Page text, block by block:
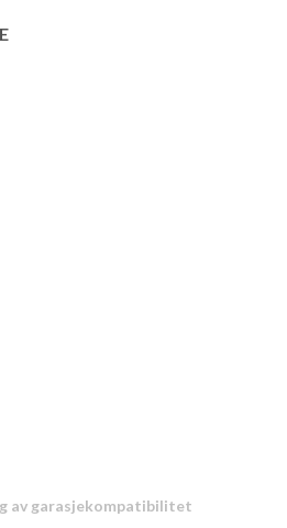
av garasjekompatibilitet